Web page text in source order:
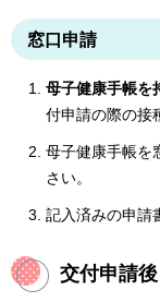
窓口申請
母子健康手帳を
付申請の際の接
母子健康手帳を
さい。
記入済みの申請
交付申請後